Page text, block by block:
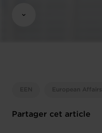
EEN European Affairs
Partager cet article